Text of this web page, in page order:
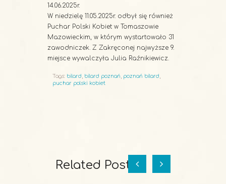
14.06.2025r.
W niedzielę 11.05.2025r. odbył się również
Puchar Polski Kobiet w Tomaszowie
Mazowieckim, w którym wystartowało 31
zawodniczek. Z Zakręconej najwyższe 9.
miejsce wywalczyła Julia Raźnikiewicz.
Tags: bilard bilard poznań poznań bilard
puchar polski kobiet
Related Posts